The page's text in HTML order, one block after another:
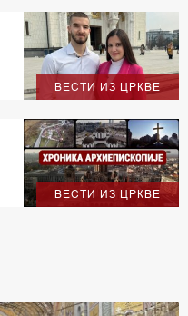
ВЕСТИ ИЗ ЦРКВЕ
ВЕСТИ ИЗ ЦРКВЕ